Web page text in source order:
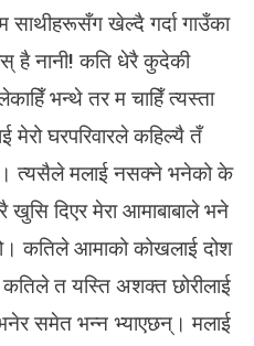
साथीहरूसँग खेल्दै गर्दा गाउँका
है नानी! कति धेरै कुदेकी
भन्थे तर म चाहिँ त्यस्ता
मेरो घरपरिवारले कहिल्यै तँ
त्यसैले मलाई नसक्ने भनेको के
खुसि दिएर मेरा आमाबाबाले भने
कतिले आमाको कोखलाई दोश
कतिले त यस्ति अशक्त छोरीलाई
भनेर समेत भन्न भ्याएछन्। मलाई